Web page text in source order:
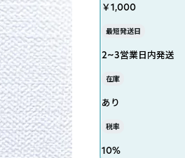
￥1,000
最短発送日
2~3営業日内発送
在庫
あり
税率
10%